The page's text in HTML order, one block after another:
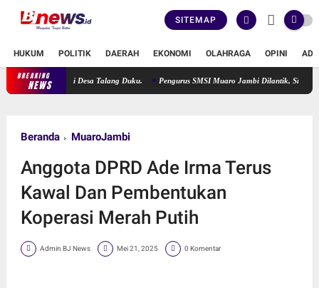
SITEMAP
HUKUM POLITIK DAERAH EKONOMI OLAHRAGA OPINI
BREAKING
NEWS
Sungai di Desa Talang Duku. Pengurus SMSI Muaro Jambi Dilantik, Siap Menjadi
Beranda MuaroJambi
Anggota DPRD Ade Irma Terus
Kawal Dan Pembentukan
Koperasi Merah Putih
Admin BJ News Mei 21, 2025 0 Komentar